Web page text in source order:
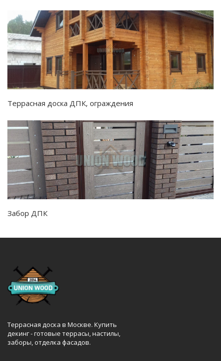
Террасная доска ДПК, ограждения
Забор ДПК
Террасная доска в Москве. Купить
декинг - готовые террасы, настилы,
заборы, отделка фасадов.